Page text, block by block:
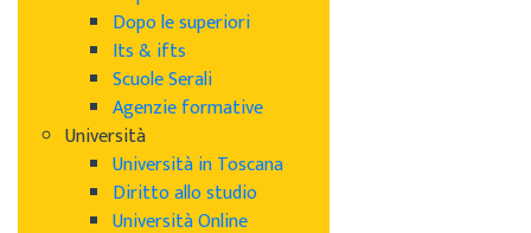
Dopo le superiori
Its & ifts
Scuole Serali
Agenzie formative
Università
Università in Toscana
Diritto allo studio
Università Online